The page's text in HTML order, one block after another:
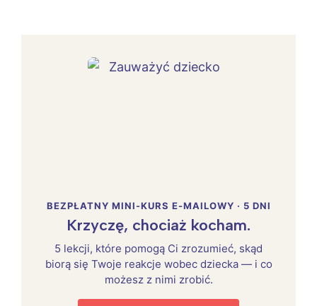
BEZPŁATNY MINI-KURS E-MAILOWY · 5 DNI
Krzyczę, chociaż kocham.
5 lekcji, które pomogą Ci zrozumieć, skąd
biorą się Twoje reakcje wobec dziecka — i co
możesz z nimi zrobić.